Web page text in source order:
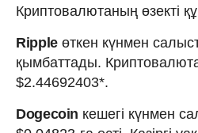
Криптовалютаның өзекті
Rippleөткен күнмен
қымбаттады.
$2.44692403*.
Dogecoin кешегі күнмен